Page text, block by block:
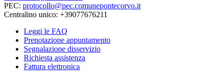
PEC: protocollo@pec.comunepontecorvo.it
Centralino unico: +39077676211
Leggi le FAQ
Prenotazione appuntamento
Segnalazione disservizio
Richiesta assistenza
Fattura elettronica